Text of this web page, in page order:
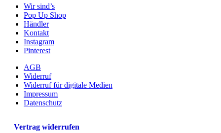
Wir sind’s
Pop Up Shop
Händler
Kontakt
Instagram
Pinterest
AGB
Widerruf
Widerruf für digitale Medien
Impressum
Datenschutz
Vertrag widerrufen